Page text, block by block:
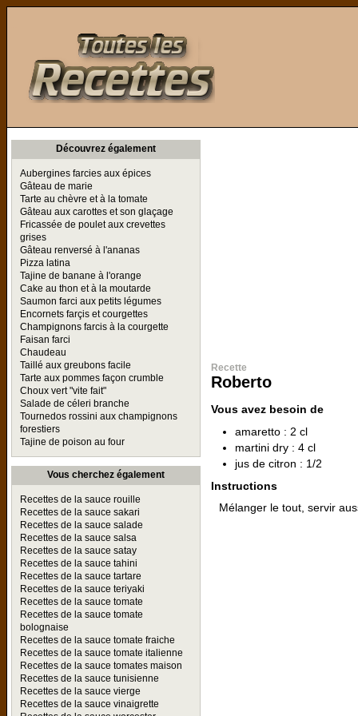
Découvrez également
Aubergines farcies aux épices
Gâteau de marie
Tarte au chèvre et à la tomate
Gâteau aux carottes et son glaçage
Fricassée de poulet aux crevettes
grises
Gâteau renversé à l'ananas
Pizza latina
Tajine de banane à l'orange
Cake au thon et à la moutarde
Saumon farci aux petits légumes
Encornets farçis et courgettes
Champignons farcis à la courgette
Faisan farci
Chaudeau
Taillé aux greubons facile
Tarte aux pommes façon crumble
Choux vert "vite fait"
Salade de céleri branche
Tournedos rossini aux champignons
forestiers
Tajine de poison au four
Vous cherchez également
Recettes de la sauce rouille
Recettes de la sauce sakari
Recettes de la sauce salade
Recettes de la sauce salsa
Recettes de la sauce satay
Recettes de la sauce tahini
Recettes de la sauce tartare
Recettes de la sauce teriyaki
Recettes de la sauce tomate
Recettes de la sauce tomate
bolognaise
Recettes de la sauce tomate fraiche
Recettes de la sauce tomate italienne
Recettes de la sauce tomates maison
Recettes de la sauce tunisienne
Recettes de la sauce vierge
Recettes de la sauce vinaigrette
Recette
Roberto
Vous avez besoin de
amaretto : 2 cl
martini dry : 4 cl
jus de citron : 1/2
Instructions
Mélanger le tout, servir